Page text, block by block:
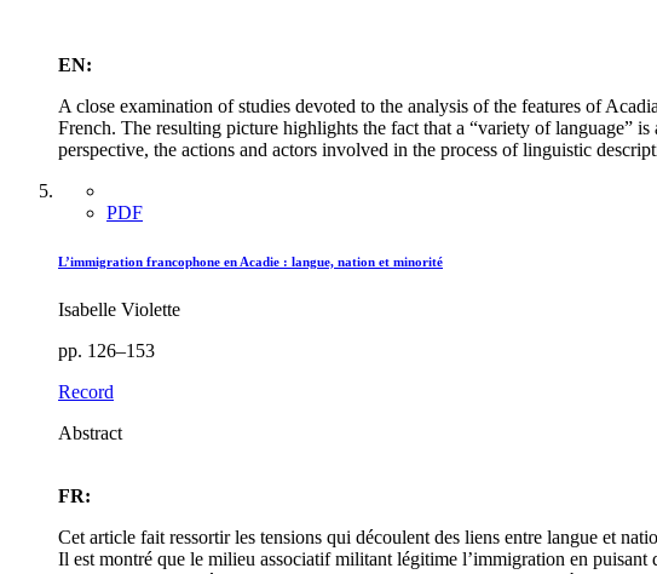
EN:
A close examination of studies devoted to the analysis of the features of
French. The resulting picture highlights the fact that a “variety of language”
perspective, the actions and actors involved in the process of linguistic
PDF
L’immigration francophone en Acadie : langue, nation et minorité
Isabelle Violette
pp. 126–153
Record
Abstract
FR:
Cet article fait ressortir les tensions qui découlent des liens entre langue et
Il est montré que le milieu associatif militant légitime l’immigration en